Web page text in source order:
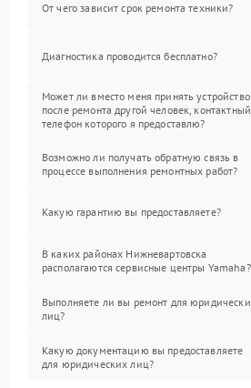
От чего зависит срок ремонта техники?
Диагностика проводится бесплатно?
Может ли вместо меня принять устройство
после ремонта другой человек, контактный
телефон которого я предоставлю?
Возможно ли получать обратную связь в
процессе выполнения ремонтных работ?
Какую гарантию вы предоставляете?
В каких районах Нижневартовска
располагаются сервисные центры Yamaha?
Выполняете ли вы ремонт для
лиц?
Какую документацию вы предоставляете
для юридических лиц?